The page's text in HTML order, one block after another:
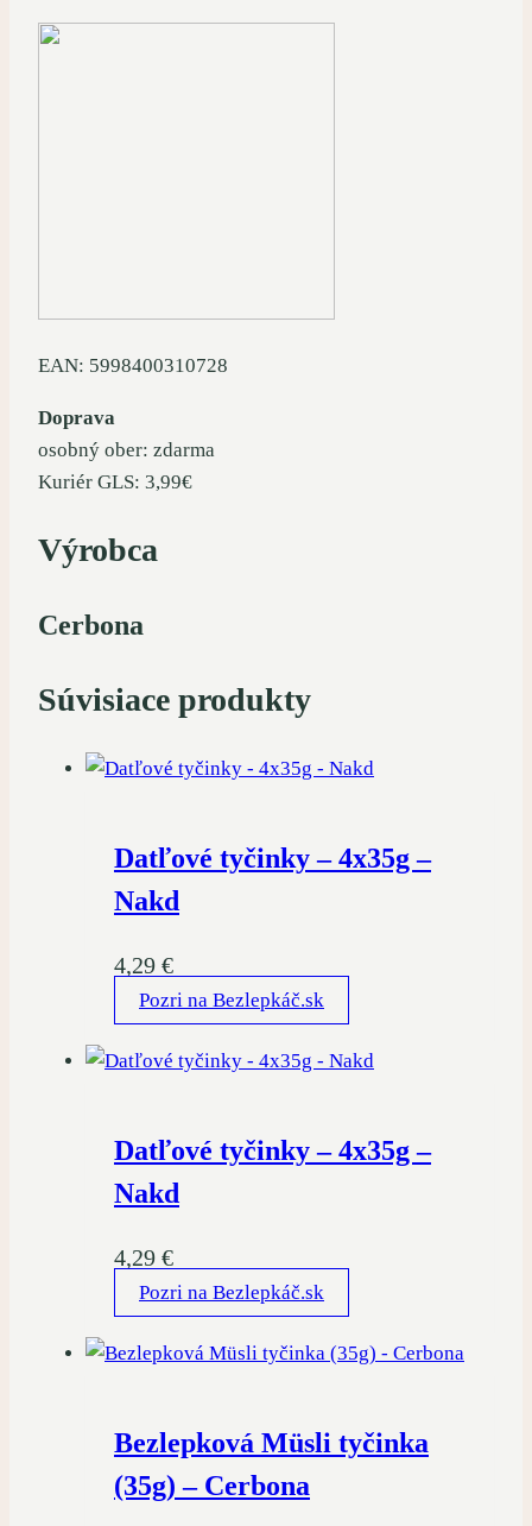
EAN: 5998400310728
Doprava
osobný ober: zdarma
Kuriér GLS: 3,99€
Výrobca
Cerbona
Súvisiace produkty
Datľové tyčinky – 4x35g –
Nakd
4,29 €
Pozri na Bezlepkáč.sk
Datľové tyčinky – 4x35g –
Nakd
4,29 €
Pozri na Bezlepkáč.sk
Bezlepková Müsli tyčinka
(35g) – Cerbona